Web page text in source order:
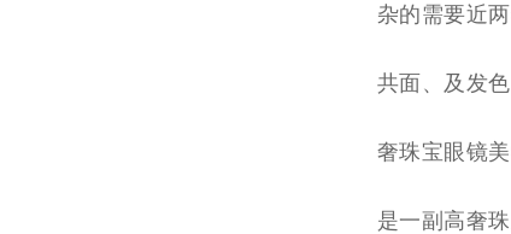
杂的需要近
共面、及发
奢珠宝眼镜
是一副高奢